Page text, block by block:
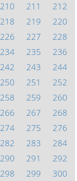
210 211
212
218 219
220
226 227
228
234 235
236
242 243
244
250 251
252
258 259
260
266 267
268
274 275
276
282 283
284
290 291
292
298 299
300